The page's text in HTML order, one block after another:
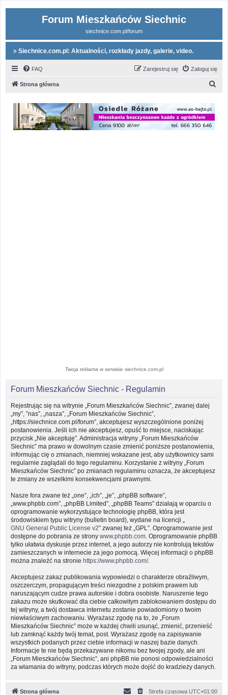
Forum Mieszkańców Siechnic
siechnice.com.pl/forum
Siechnice.com.pl: Aktualności, rozkłady jazdy, galerie, video.
FAQ Zaloguj się
Zarejestruj się
Strona główna
Twoja reklama w serwisie siechnice.com.pl
Forum Mieszkańców Siechnic - Regulamin
Rejestrując się na witrynie „Forum Mieszkańców Siechnic”, zwanej dalej
„my”, ”nas”, „nasza”, „Forum Mieszkańców Siechnic”,
„https://siechnice.com.pl/forum”, akceptujesz wyszczególnione poniżej
postanowienia. Jeśli ich nie akceptujesz, opuść to miejsce, naciskając
przycisk „Nie akceptuję”. Administracja witryny „Forum Mieszkańców
Siechnic” ma prawo w dowolnym czasie zmienić poniższe postanowienia,
informując cię o zmianach, niemniej wskazane jest, aby użytkownicy sami
regularnie zaglądali do tego regulaminu. Korzystanie z witryny „Forum
Mieszkańców Siechnic” po zmianach regulaminu oznacza, że akceptujesz
te zmiany ze wszelkimi konsekwencjami prawnymi.
Nasze fora zwane też „one”, „ich”, „je”, „phpBB software”,
„www.phpbb.com”, „phpBB Limited”, „phpBB Teams” działają w oparciu o
oprogramowanie wykorzystujące technologię phpBB, która jest
środowiskiem typu witryny (bulletin board), wydane na licencji „
GNU General Public License v2” zwanej też „GPL”. Oprogramowanie jest
dostępne do pobrania ze strony www.phpbb.com . Oprogramowanie phpBB
tylko ułatwia dyskusje przez internet, a jego autorzy nie kontrolują tekstów
zamieszczanych w internecie za jego pomocą. Więcej informacji o phpBB
można znaleźć na stronie https://www.phpbb.com/.
Akceptujesz zakaz publikowania wypowiedzi o charakterze obraźliwym,
oszczerczym, propagującym treści niezgodne z polskim prawem lub
naruszającym cudze prawa autorskie i dobra osobiste. Naruszenie tego
zakazu może skutkować dla ciebie całkowitym zablokowaniem dostępu do
tej witryny, a twój dostawca internetu zostanie powiadomiony o twoim
niewłaściwym zachowaniu. Wyrażasz zgodę na to, że „Forum
Mieszkańców Siechnic” może w każdej chwili usunąć, zmienić, przenieść
lub zamknąć każdy twój temat, post. Wyrażasz zgodę na zapisywanie
wszystkich podanych przez ciebie informacji w naszej bazie danych.
Informacje te nie będą przekazywane nikomu bez twojej zgody, ale ani
„Forum Mieszkańców Siechnic”, ani phpBB nie ponosi odpowiedzialności
za włamania do witryny, podczas których może dojść do kradzieży danych.
Strona główna Strefa czasowa UTC+01:00